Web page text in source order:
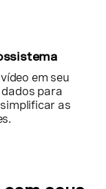
em seu
para
as